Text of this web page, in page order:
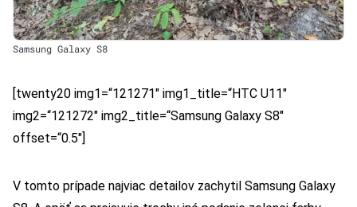
Samsung Galaxy S8
[twenty20 img1=“121271″ img1_title=“HTC U11″
img2=“121272″ img2_title=“Samsung Galaxy S8″
offset=“0.5″]
V tomto prípade najviac detailov zachytil Samsung Galaxy